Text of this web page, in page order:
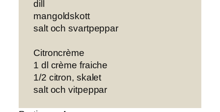
dill
mangoldskott
salt och svartpeppar
Citroncrème
1 dl crème fraiche
1/2 citron, skalet
salt och vitpeppar